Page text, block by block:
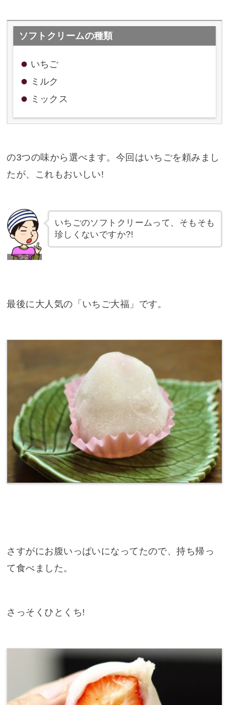
ソフトクリームの種類
いちご
ミルク
ミックス
の3つの味から選べます。今回はいちごを頼みまし
たが、これもおいしい!
いちごのソフトクリームって、そもそも
珍しくないですか?!
最後に大人気の「いちご大福」です。
さすがにお腹いっぱいになってたので、持ち帰っ
て食べました。
さっそくひとくち!